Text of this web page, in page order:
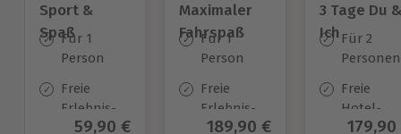
Sport &
SpaßFür 1
Person
Freie
Erlebnis-
Auswahl
Aktueller Preis
59,90 €
Maximaler
Fahrspaß
Für 1
Person
Freie
Erlebnis-
Auswahl
Aktueller Preis
189,90 €
3 Tage Du
Ich Für 2
Personen
Freie
Hotel-
Auswahl
179,90